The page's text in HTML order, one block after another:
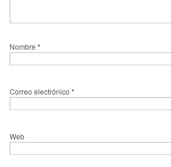
Nombre *
Correo electrónico *
Web